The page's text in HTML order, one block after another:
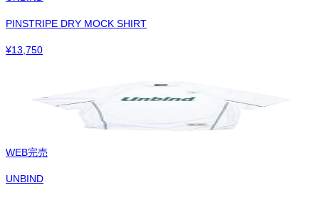
PINSTRIPE DRY MOCK SHIRT
¥13,750
WEB完売
UNBIND